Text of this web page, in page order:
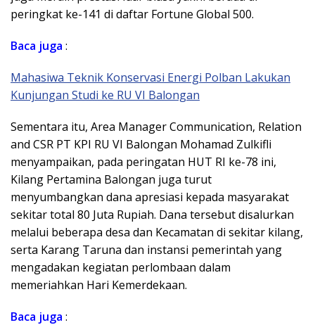
peringkat ke-141 di daftar Fortune Global 500.
Baca juga :
Mahasiwa Teknik Konservasi Energi Polban Lakukan
Kunjungan Studi ke RU VI Balongan
Sementara itu, Area Manager Communication, Relation
and CSR PT KPI RU VI Balongan Mohamad Zulkifli
menyampaikan, pada peringatan HUT RI ke-78 ini,
Kilang Pertamina Balongan juga turut
menyumbangkan dana apresiasi kepada masyarakat
sekitar total 80 Juta Rupiah. Dana tersebut disalurkan
melalui beberapa desa dan Kecamatan di sekitar kilang,
serta Karang Taruna dan instansi pemerintah yang
mengadakan kegiatan perlombaan dalam
memeriahkan Hari Kemerdekaan.
Baca juga :